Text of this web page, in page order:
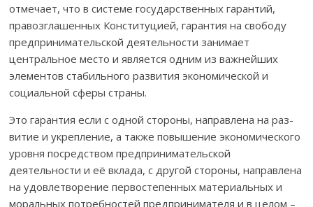
отмечает, что в системе государ­ственных гарантий,
правозглашенных Конституцией, гарантия на свободу
предпринимательской деятельности занимает
центральное место и является одним из важнейших
элементов стабильного развития экономи­чес­кой и
социальной сферы страны.
Это гарантия если с одной стороны, направлена на раз­
витие и укреп­ление, а также повышение экономического
уровня посредством предпри­ни­мательской
деятельности и её вклада, с другой стороны, нап­рав­лена
на удовлетворение первостепенных материальных и
моральных потребностей предпринимателя и в целом –